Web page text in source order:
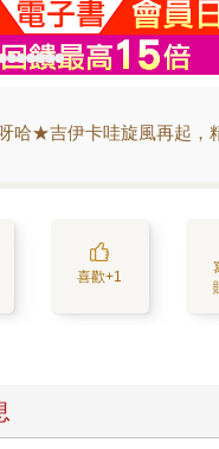
哈★吉伊卡哇旋風再起，
喜歡+1